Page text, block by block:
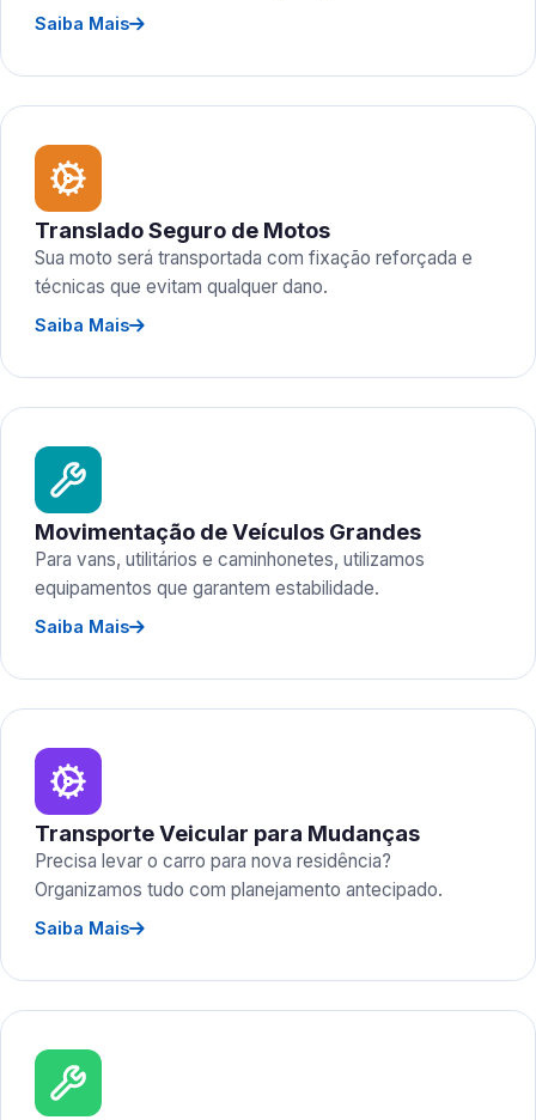
Saiba Mais
Translado Seguro de Motos
Sua moto será transportada com fixação reforçada e
técnicas que evitam qualquer dano.
Saiba Mais
Movimentação de Veículos Grandes
Para vans, utilitários e caminhonetes, utilizamos
equipamentos que garantem estabilidade.
Saiba Mais
Transporte Veicular para Mudanças
Precisa levar o carro para nova residência?
Organizamos tudo com planejamento antecipado.
Saiba Mais